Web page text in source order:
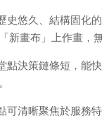
史悠久、結構固化
新畫布」上作畫，
點決策鏈條短，能
可清晰聚焦於服務